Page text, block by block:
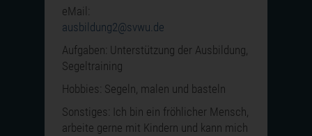
eMail:
ausbildung2@svwu.de
Aufgaben: Unterstützung der Ausbildung,
Segeltraining
Hobbies: Segeln, malen und basteln
Sonstiges: Ich bin ein fröhlicher Mensch,
arbeite gerne mit Kindern und kann mich